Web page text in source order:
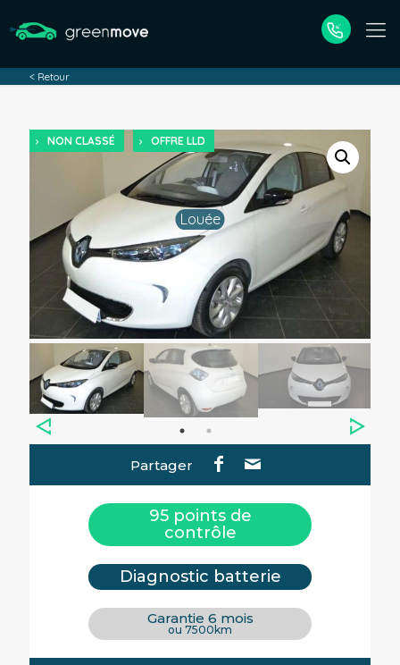
< Retour
NON CLASSÉ OFFRE LLD
Louée
Partager
95 points de
contrôle
Diagnostic batterie
Garantie 6 mois
ou 7500km